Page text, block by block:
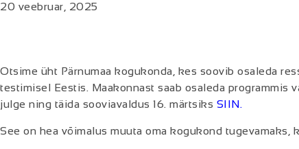
20 veebruar, 2025
Otsime üht Pärnumaa kogukonda, kes soovib osaleda
testimisel Eestis. Maakonnast saab osaleda programmis
julge ning täida sooviavaldus 16. märtsiks SIIN.
See on hea võimalus muuta oma kogukond tugevamaks,